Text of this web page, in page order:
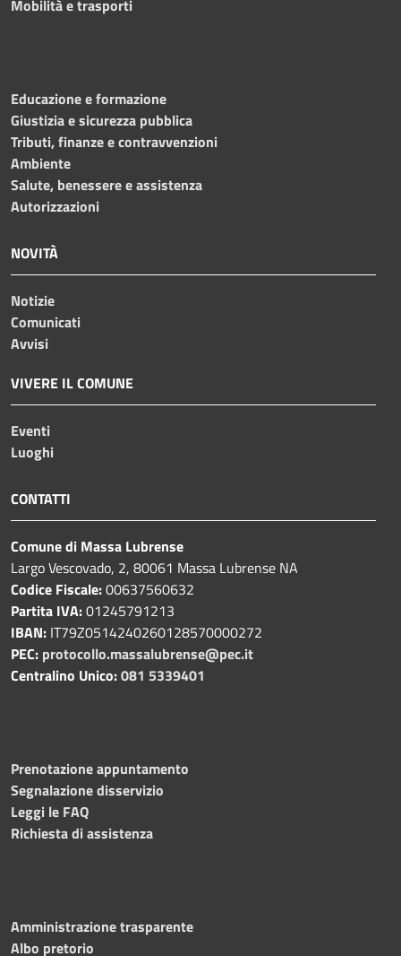
Mobilità e trasporti
Educazione e formazione
Giustizia e sicurezza pubblica
Tributi, finanze e contravvenzioni
Ambiente
Salute, benessere e assistenza
Autorizzazioni
NOVITÀ
Notizie
Comunicati
Avvisi
VIVERE IL COMUNE
Eventi
Luoghi
CONTATTI
Comune di Massa Lubrense
Largo Vescovado, 2, 80061 Massa Lubrense NA
Codice Fiscale:00637560632
Partita IVA:01245791213
IBAN: IT79Z0514240260128570000272
PEC: protocollo.massalubrense@pec.it
Centralino Unico:081 5339401
Prenotazione appuntamento
Segnalazione disservizio
Leggi le FAQ
Richiesta di assistenza
Amministrazione trasparente
Albo pretorio